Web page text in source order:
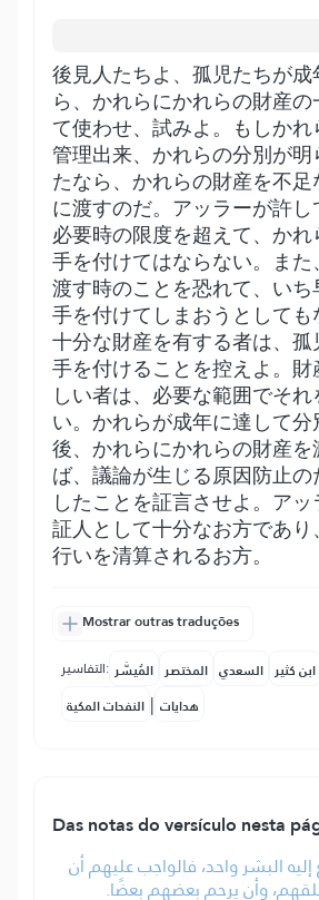
後見人たちよ、孤児たちが成
ら、かれらにかれらの財産の
て使わせ、試みよ。もしかれ
管理出来、かれらの分別が明
たなら、かれらの財産を不足
に渡すのだ。アッラーが許し
必要時の限度を超えて、かれ
手を付けてはならない。また
渡す時のことを恐れて、いち
手を付けてしまおうとしても
十分な財産を有する者は、孤
手を付けることを控えよ。財
しい者は、必要な範囲でそれ
い。かれらが成年に達して分
後、かれらにかれらの財産を
ば、議論が生じる原因防止の
したことを証言させよ。アッ
証人として十分なお方であり
行いを清算されるお方。
Mostrar outras traduções
التفاسير: المُيسَّر المختصر السعدي ابن كثير
النفحات المكية | هدايات
Das notas do versículo nesta
البشر واحد، فالواجب عليهم أن
وأن يرحم بعضهم بعضًا.